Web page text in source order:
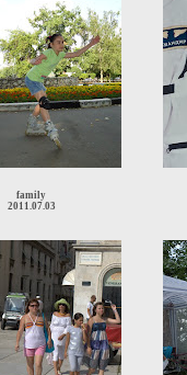
family
2011.07.03